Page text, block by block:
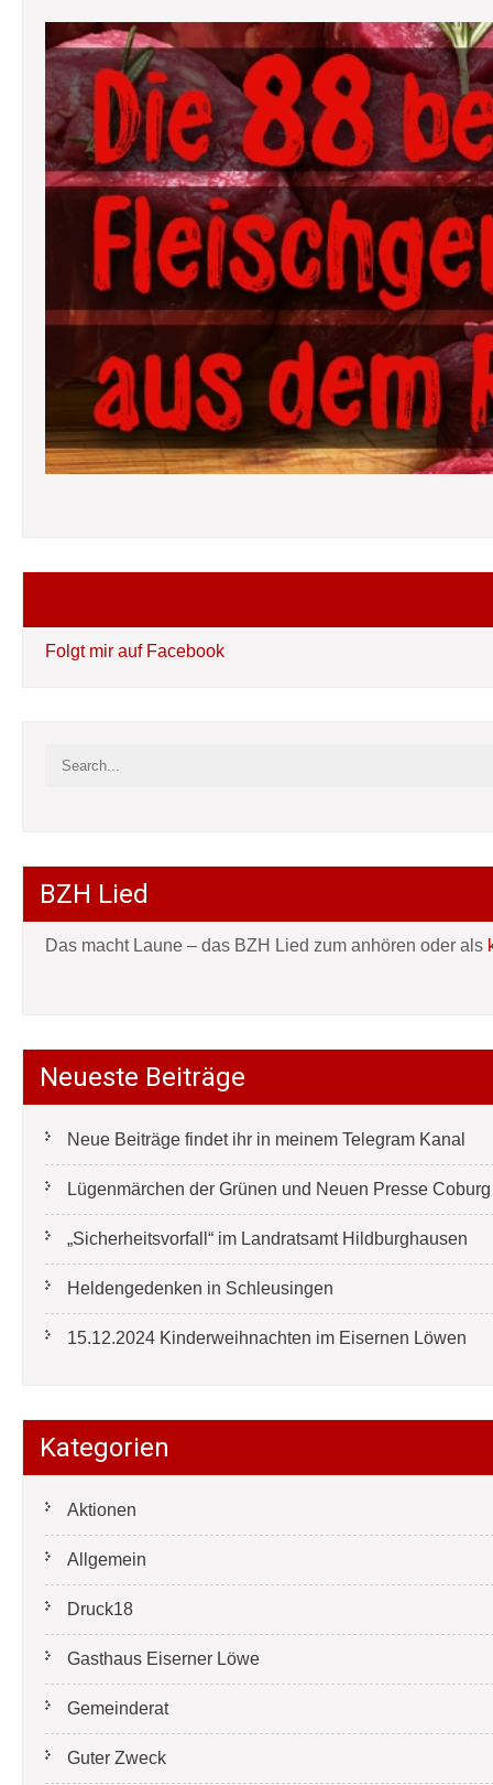
Folgt mir auf Facebook
BZH Lied
Das macht Laune – das BZH Lied zum anhören oder als
Neueste Beiträge
Neue Beiträge findet ihr in meinem Telegram Kanal
Lügenmärchen der Grünen und Neuen Presse
„Sicherheitsvorfall“ im Landratsamt Hildburghausen
Heldengedenken in Schleusingen
15.12.2024 Kinderweihnachten im Eisernen Löwen
Kategorien
Aktionen
Allgemein
Druck18
Gasthaus Eiserner Löwe
Gemeinderat
Guter Zweck